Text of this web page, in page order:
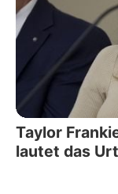
Taylor
lautet das